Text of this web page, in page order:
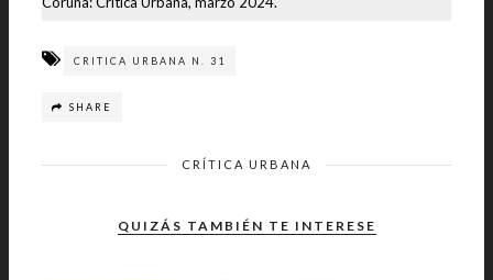
CRITICA URBANA N. 31
SHARE
CRÍTICA URBANA
QUIZÁS TAMBIÉN TE INTERESE